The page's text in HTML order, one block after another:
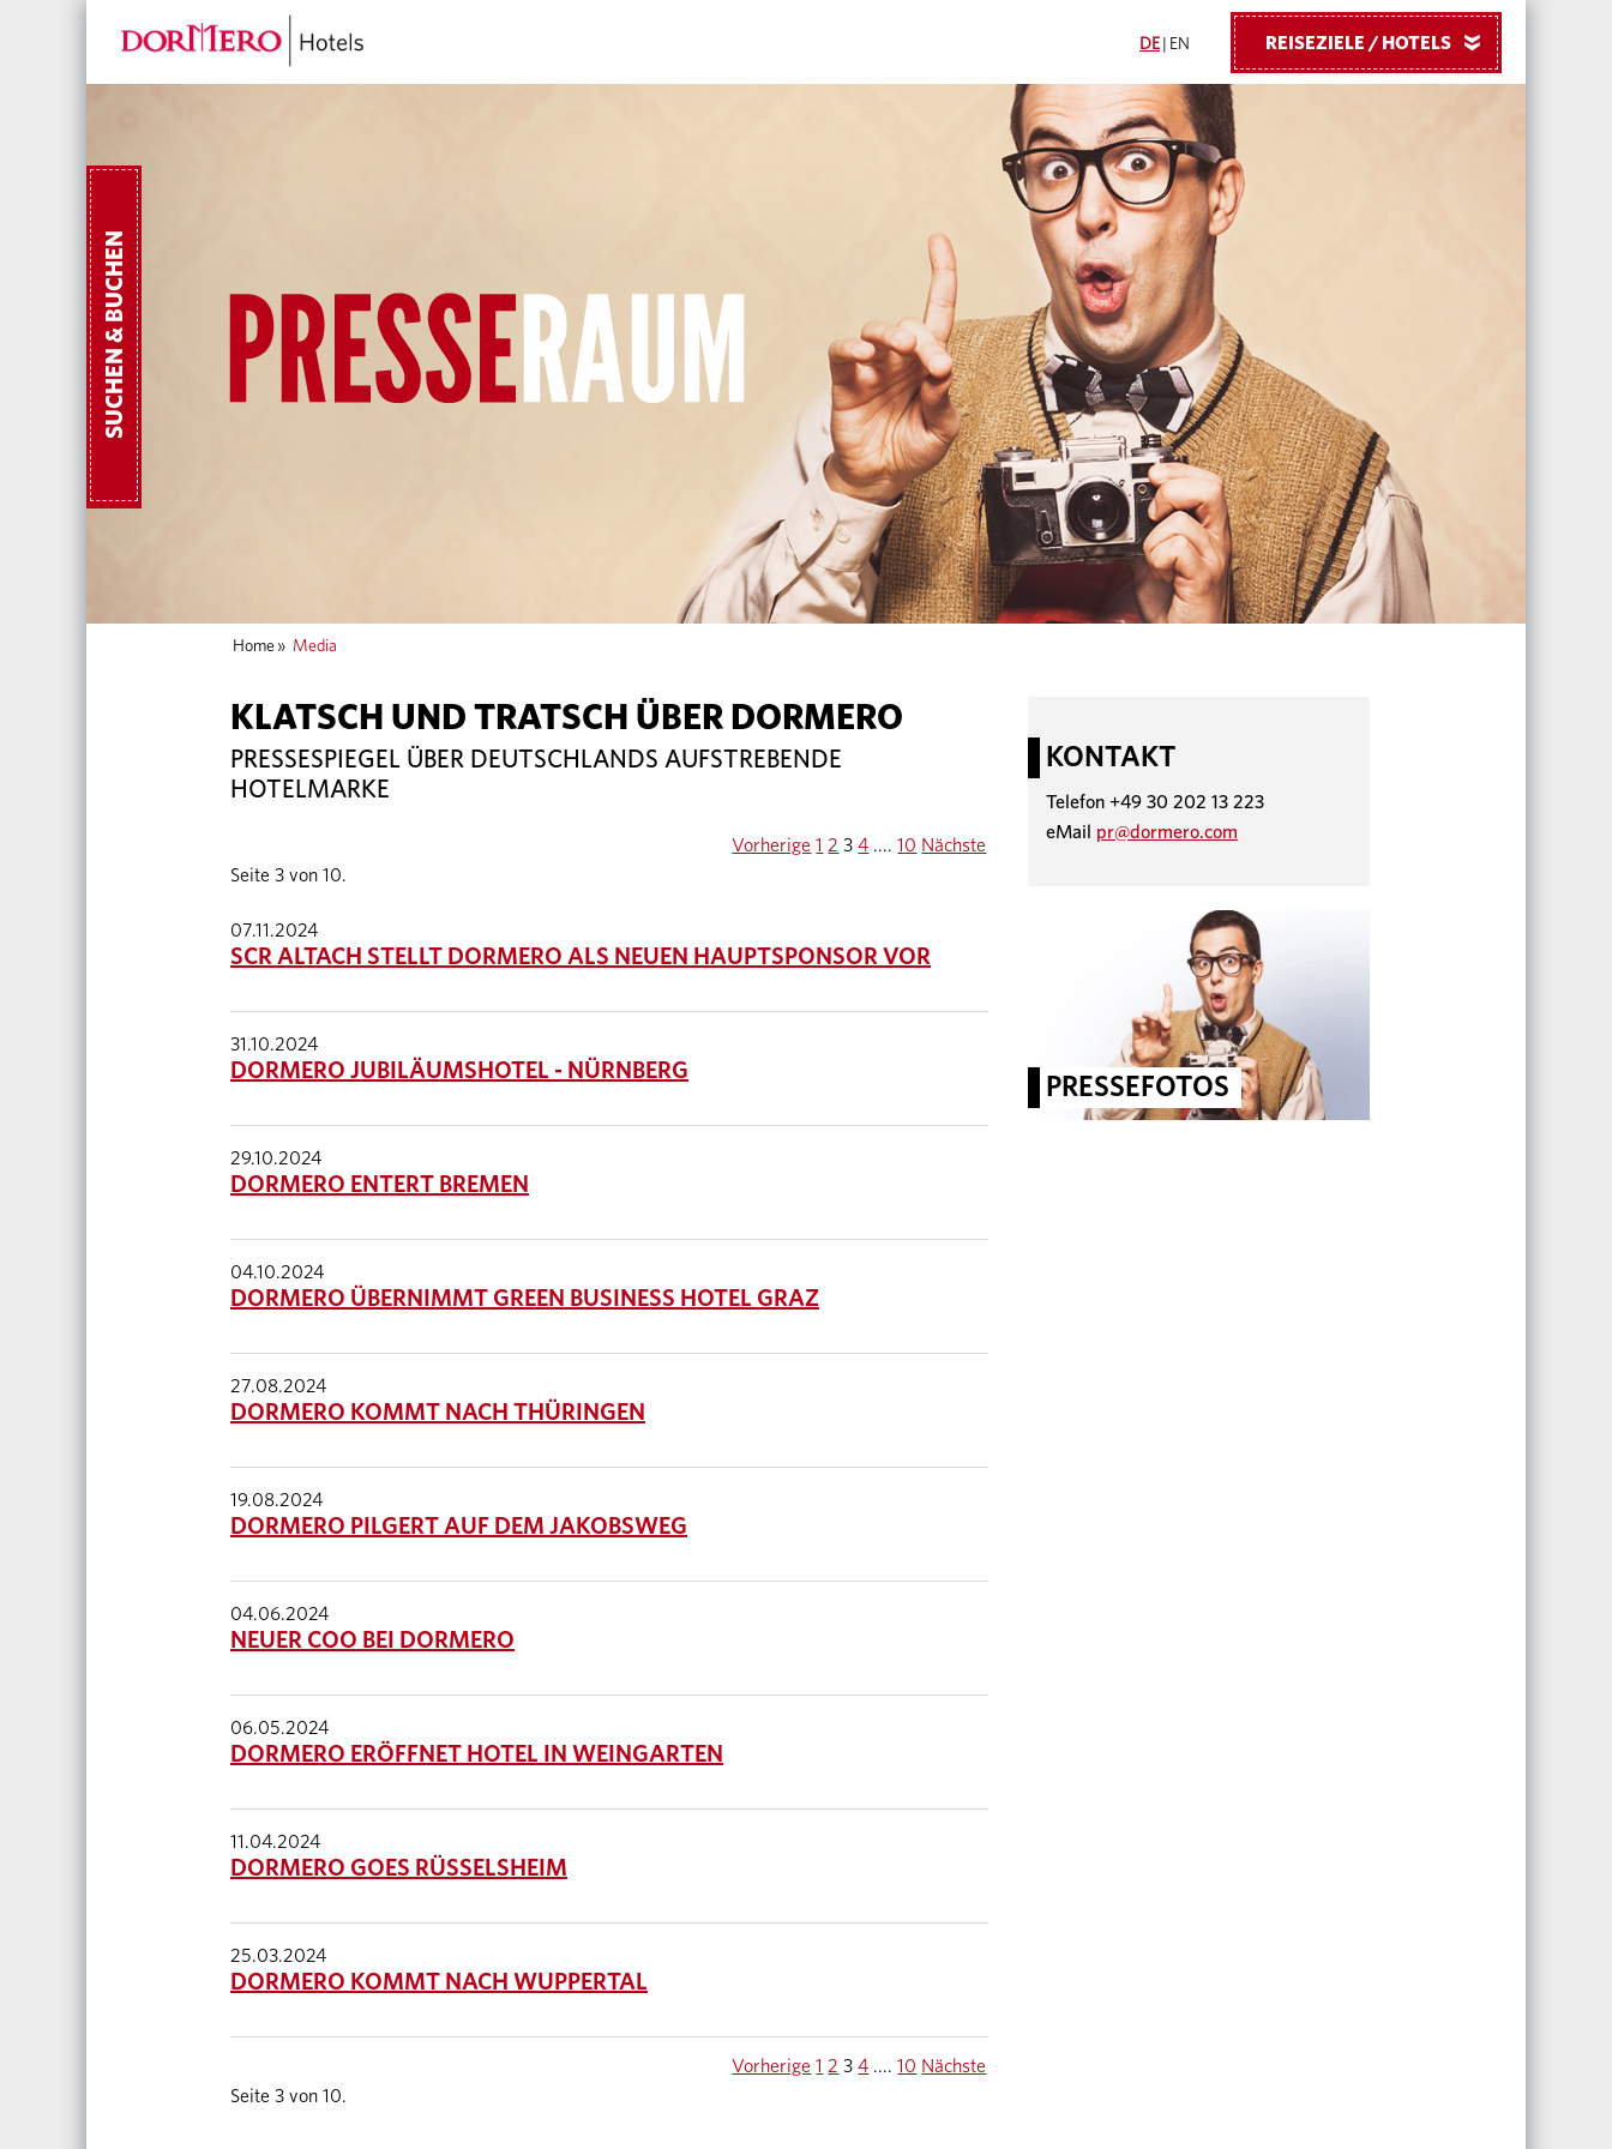
DE EN REISEZIELE / HOTELS »
SUCHEN & BUCHEN
Home » Media
KLATSCH UND TRATSCH ÜBER DORMERO
PRESSESPIEGEL ÜBER DEUTSCHLANDS AUFSTREBENDE
HOTELMARKE
Seite 3 von 10.
Vorherige 1 2 3 4 .... 10 Nächste
07.11.2024
SCR ALTACH STELLT DORMERO ALS NEUEN HAUPTSPONSOR VOR
31.10.2024
DORMERO JUBILÄUMSHOTEL - NÜRNBERG
29.10.2024
DORMERO ENTERT BREMEN
04.10.2024
DORMERO ÜBERNIMMT GREEN BUSINESS HOTEL GRAZ
27.08.2024
DORMERO KOMMT NACH THÜRINGEN
19.08.2024
DORMERO PILGERT AUF DEM JAKOBSWEG
04.06.2024
NEUER COO BEI DORMERO
06.05.2024
DORMERO ERÖFFNET HOTEL IN WEINGARTEN
11.04.2024
DORMERO GOES RÜSSELSHEIM
25.03.2024
DORMERO KOMMT NACH WUPPERTAL
Seite 3 von 10.
Vorherige 1 2 3 4 .... 10 Nächste
KONTAKT
Telefon +49 30 202 13 223
eMail pr@dormero.com
PRESSEFOTOS